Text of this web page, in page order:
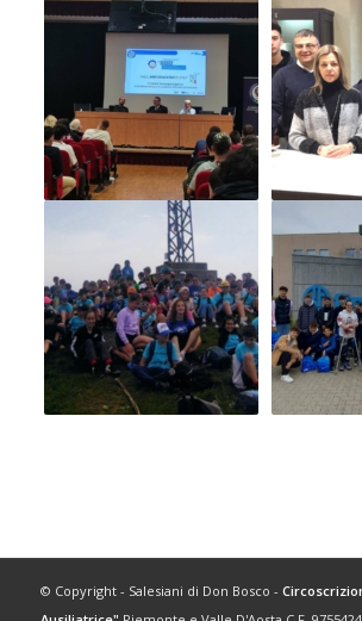
© Copyright - Salesiani di Don Bosco -